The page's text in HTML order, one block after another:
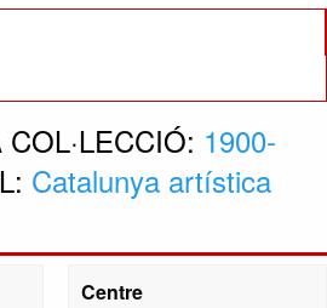
1900-
Catalunya artística
Centre